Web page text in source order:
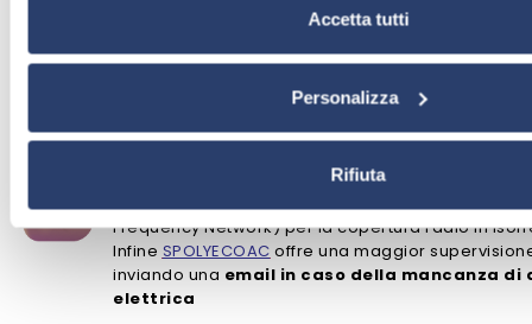
Accetta tutti
Personalizza
Rifiuta
esempio in palazzi con uffici e appartamenti
è essenziale per le trasmissioni di qualità
APPLICAZIONI IMPEGNATIVE
per impieghi particolari ce ne sono due.
Frequency Network) per la copertura radio in
Infine SPOLYECOAC offre una maggior
inviando una email in caso della mancanza di
elettrica